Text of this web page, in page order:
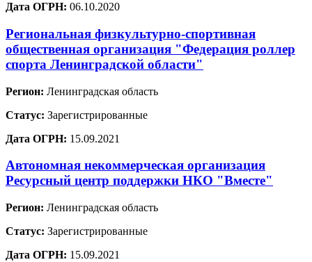
Дата ОГРН: 06.10.2020
Региональная физкультурно-спортивная
общественная организация "Федерация роллер
спорта Ленинградской области"
Регион: Ленинградская область
Статус: Зарегистрированные
Дата ОГРН: 15.09.2021
Автономная некоммерческая организация
Ресурсный центр поддержки НКО "Вместе"
Регион: Ленинградская область
Статус: Зарегистрированные
Дата ОГРН: 15.09.2021